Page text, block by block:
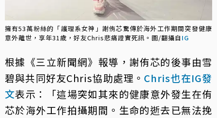
擁有53萬粉絲的「護理系女神」謝侑芯驚傳於海外工作期間突發健康
意外離世，享年31歲，好友Chris悲痛證實死訊。圖/翻攝自 IG
根據《三立新聞網》報導，謝侑芯的後事由雪
碧與共同好友Chris協助處理。 Chris也在IG發
文表示：「這場突如其來的健康意外發生在侑
芯於海外工作拍攝期間。生命的逝去已無法挽